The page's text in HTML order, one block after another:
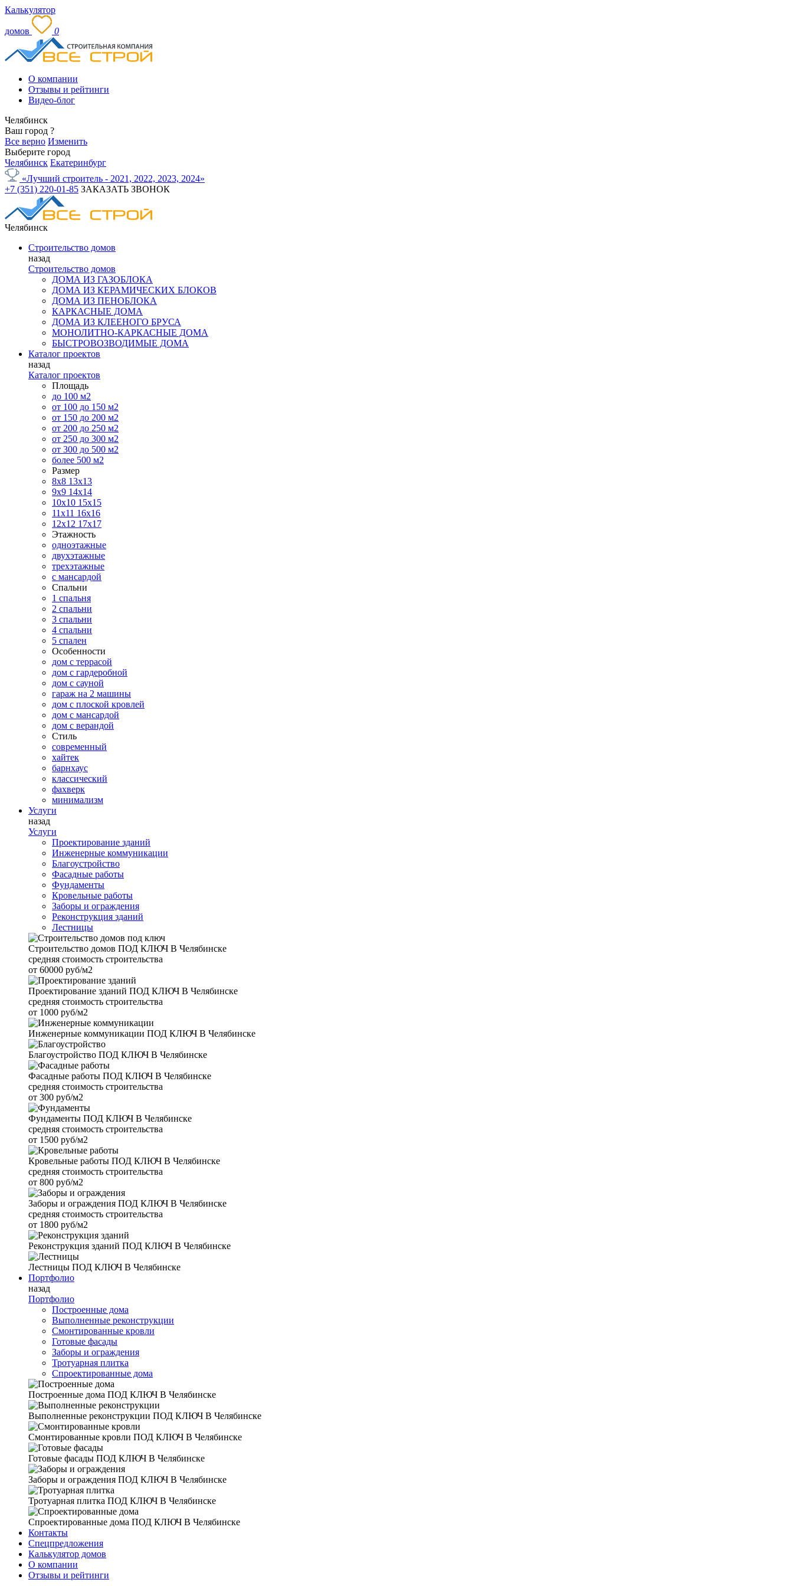
Калькулятор
домов 0
О компании
Отзывы и рейтинги
Видео-блог
Челябинск
Ваш город ?
Все верно Изменить
Выберите город
Челябинск Екатеринбург
«Лучший строитель - 2021, 2022, 2023, 2024»
+7 (351) 220-01-85 ЗАКАЗАТЬ ЗВОНОК
Челябинск
Строительство домов
назад
Строительство домов
ДОМА ИЗ ГАЗОБЛОКА
ДОМА ИЗ КЕРАМИЧЕСКИХ БЛОКОВ
ДОМА ИЗ ПЕНОБЛОКА
КАРКАСНЫЕ ДОМА
ДОМА ИЗ КЛЕЕНОГО БРУСА
МОНОЛИТНО-КАРКАСНЫЕ ДОМА
БЫСТРОВОЗВОДИМЫЕ ДОМА
Каталог проектов
назад
Каталог проектов
Площадь
до 100 м2
от 100 до 150 м2
от 150 до 200 м2
от 200 до 250 м2
от 250 до 300 м2
от 300 до 500 м2
более 500 м2
Размер
8х8 13х13
9х9 14х14
10х10 15х15
11x11 16х16
12х12 17х17
Этажность
одноэтажные
двухэтажные
трехэтажные
с мансардой
Спальни
1 спальня
2 спальни
3 спальни
4 спальни
5 спален
Особенности
дом с террасой
дом с гардеробной
дом с сауной
гараж на 2 машины
дом с плоской кровлей
дом с мансардой
дом с верандой
Стиль
современный
хайтек
барнхаус
классический
фахверк
минимализм
Услуги
назад
Услуги
Проектирование зданий
Инженерные коммуникации
Благоустройство
Фасадные работы
Фундаменты
Кровельные работы
Заборы и ограждения
Реконструкция зданий
Лестницы
Строительство домов ПОД КЛЮЧ В Челябинске
средняя стоимость строительства
от 60000 руб/м2
Проектирование зданий ПОД КЛЮЧ В Челябинске
средняя стоимость строительства
от 1000 руб/м2
Инженерные коммуникации ПОД КЛЮЧ В Челябинске
Благоустройство ПОД КЛЮЧ В Челябинске
Фасадные работы ПОД КЛЮЧ В Челябинске
средняя стоимость строительства
от 300 руб/м2
Фундаменты ПОД КЛЮЧ В Челябинске
средняя стоимость строительства
от 1500 руб/м2
Кровельные работы ПОД КЛЮЧ В Челябинске
средняя стоимость строительства
от 800 руб/м2
Заборы и ограждения ПОД КЛЮЧ В Челябинске
средняя стоимость строительства
от 1800 руб/м2
Реконструкция зданий ПОД КЛЮЧ В Челябинске
Лестницы ПОД КЛЮЧ В Челябинске
Портфолио
назад
Портфолио
Построенные дома
Выполненные реконструкции
Смонтированные кровли
Готовые фасады
Заборы и ограждения
Тротуарная плитка
Спроектированные дома
Построенные дома ПОД КЛЮЧ В Челябинске
Выполненные реконструкции ПОД КЛЮЧ В Челябинске
Смонтированные кровли ПОД КЛЮЧ В Челябинске
Готовые фасады ПОД КЛЮЧ В Челябинске
Заборы и ограждения ПОД КЛЮЧ В Челябинске
Тротуарная плитка ПОД КЛЮЧ В Челябинске
Спроектированные дома ПОД КЛЮЧ В Челябинске
Контакты
Спецпредложения
Калькулятор домов
О компании
Отзывы и рейтинги